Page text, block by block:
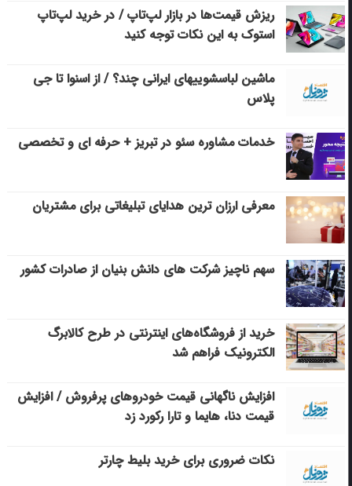
ریزش قیمت‌ها در بازار لپ‌تاپ / در خرید لپ‌تاپ
استوک به این نکات توجه کنید
ماشین لباسشویی‎های ایرانی چند؟ / از اسنوا تا جی
پلاس
خدمات مشاوره سئو در تبریز + حرفه ای و تخصصی
معرفی ارزان ترین هدایای تبلیغاتی برای مشتریان
سهم ناچیز شرکت های دانش بنیان از صادرات کشور
خرید از فروشگاه‌های اینترنتی در طرح کالابرگ
الکترونیک فراهم شد
افزایش ناگهانی قیمت خودروهای پرفروش / افزایش
قیمت دنا، هایما و تارا رکورد زد
نکات ضروری برای خرید بلیط چارتر